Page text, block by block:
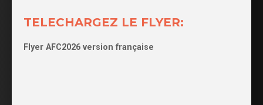
TELECHARGEZ LE FLYER:
Flyer AFC2026 version française